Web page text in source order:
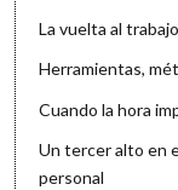
La vuelta al
Herramientas,
Cuando la hora
Un tercer alto en
personal